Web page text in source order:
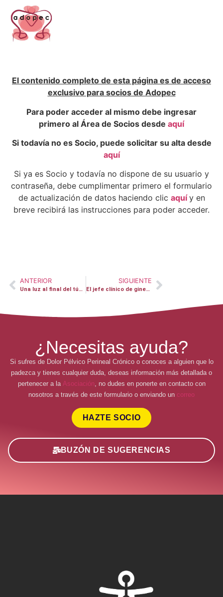
El contenido completo de esta página es de acceso
exclusivo para socios de Adopec
Para poder acceder al mismo debe ingresar
primero al Área de Socios desde aquí
Si todavía no es Socio, puede solicitar su alta desde
aquí
Si ya es Socio y todavía no dispone de su usuario y
contraseña, debe cumplimentar primero el formulario
de actualización de datos haciendo clic aquí y en
breve recibirá las instrucciones para poder acceder.
ANTERIOR
Una luz al final del túnel
SIGUIENTE
El jefe clínico de ginecología del Hospital Sant Pau de Barcelona, Oriol Porta, lamenta que todavía hoy en día sea difícil de diagnosticar el síndrome de atrapamiento del nervio pudendo
¿Necesitas ayuda?
Si sufres de Dolor Pélvico Perineal Crónico o conoces a alguien que lo
padezca y tienes cualquier duda, deseas información más detallada o
pertenecer a la Asociación, no dudes en ponerte en contacto con
nosotros a través de este formulario o enviando un correo
HAZTE SOCIO
BUZÓN DE SUGERENCIAS